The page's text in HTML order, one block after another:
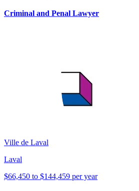
Criminal and Penal Lawyer
Ville de Laval
Laval
$66,450 to $144,459 per year